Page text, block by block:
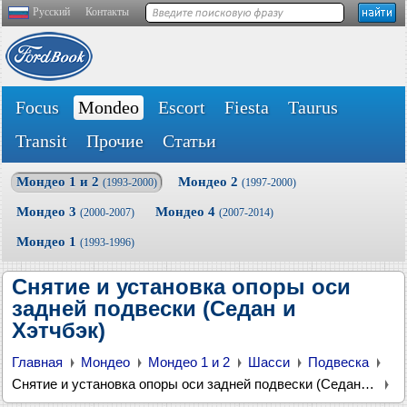
Русский Контакты
Focus Mondeo Escort Fiesta
Taurus
Transit
Прочие Статьи
Мондео 1 и 2 (1993-2000) Мондео 2 (1997-2000)
Мондео 3 (2000-2007) Мондео 4 (2007-2014)
Мондео 1 (1993-1996)
Снятие и установка опоры оси
задней подвески (Седан и
Хэтчбэк)
Главная Мондео Мондео 1 и 2 Шасси
Подвеска
Снятие и установка опоры оси задней подвески (Седан и Хэтчбэк)